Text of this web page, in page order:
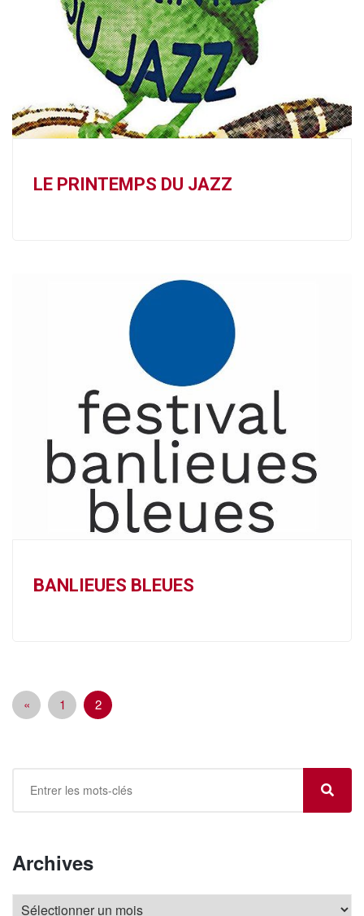
LE PRINTEMPS DU JAZZ
BANLIEUES BLEUES
« 1 2
Archives